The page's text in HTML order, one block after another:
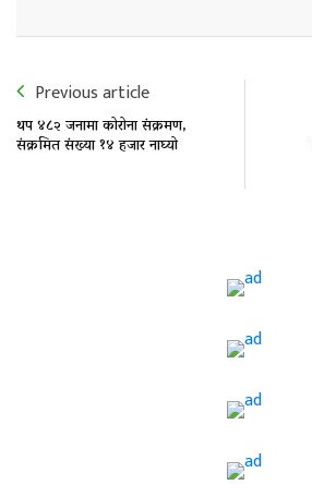
Previous article
थप ४८२ जनामा कोरोना संक्रमण,
संक्रमित संख्या १४ हजार नाघ्यो